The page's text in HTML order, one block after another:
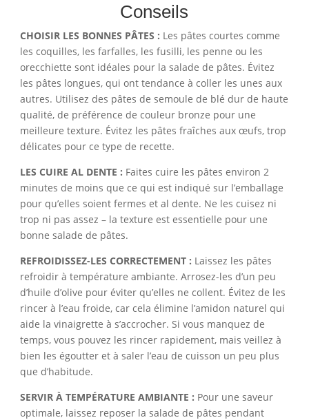
Conseils
CHOISIR LES BONNES PÂTES : Les pâtes courtes comme
les coquilles, les farfalles, les fusilli, les penne ou les
orecchiette sont idéales pour la salade de pâtes. Évitez
les pâtes longues, qui ont tendance à coller les unes aux
autres. Utilisez des pâtes de semoule de blé dur de haute
qualité, de préférence de couleur bronze pour une
meilleure texture. Évitez les pâtes fraîches aux œufs, trop
délicates pour ce type de recette.
LES CUIRE AL DENTE : Faites cuire les pâtes environ 2
minutes de moins que ce qui est indiqué sur l’emballage
pour qu’elles soient fermes et al dente. Ne les cuisez ni
trop ni pas assez – la texture est essentielle pour une
bonne salade de pâtes.
REFROIDISSEZ-LES CORRECTEMENT : Laissez les pâtes
refroidir à température ambiante. Arrosez-les d’un peu
d’huile d’olive pour éviter qu’elles ne collent. Évitez de les
rincer à l’eau froide, car cela élimine l’amidon naturel qui
aide la vinaigrette à s’accrocher. Si vous manquez de
temps, vous pouvez les rincer rapidement, mais veillez à
bien les égoutter et à saler l’eau de cuisson un peu plus
que d’habitude.
SERVIR À TEMPÉRATURE AMBIANTE : Pour une saveur
optimale, laissez reposer la salade de pâtes pendant